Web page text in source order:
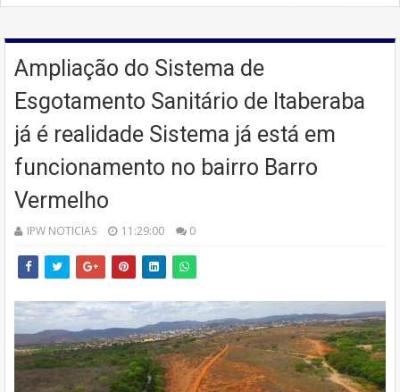
Ampliação do Sistema de
Esgotamento Sanitário de Itaberaba
já é realidade Sistema já está em
funcionamento no bairro Barro
Vermelho
IPW NOTICIAS 11:29:00 0